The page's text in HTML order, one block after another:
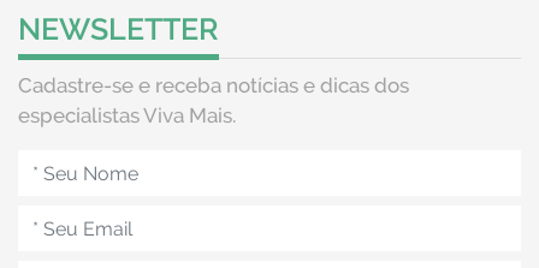
NEWSLETTER
Cadastre-se e receba notícias e dicas dos
especialistas Viva Mais.